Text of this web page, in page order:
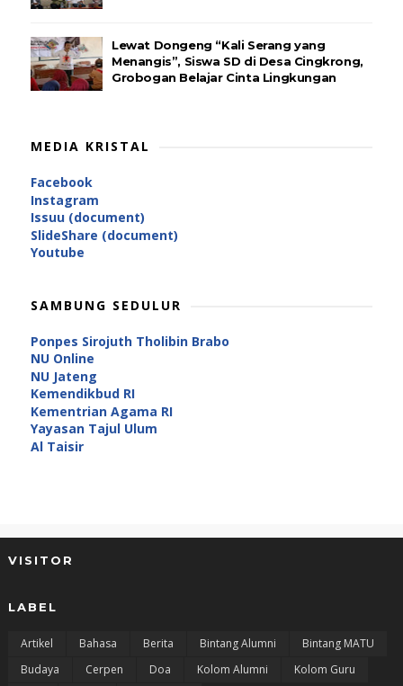
Lewat Dongeng “Kali Serang yang
Menangis”, Siswa SD di Desa Cingkrong,
Grobogan Belajar Cinta Lingkungan
MEDIA KRISTAL
Facebook
Instagram
Issuu (document)
SlideShare (document)
Youtube
SAMBUNG SEDULUR
Ponpes Sirojuth Tholibin Brabo
NU Online
NU Jateng
Kemendikbud RI
Kementrian Agama RI
Yayasan Tajul Ulum
Al Taisir
VISITOR
LABEL
Artikel Bahasa Berita Bintang Alumni
Bintang MATU
Budaya
Cerpen Doa Kolom Alumni Kolom Guru